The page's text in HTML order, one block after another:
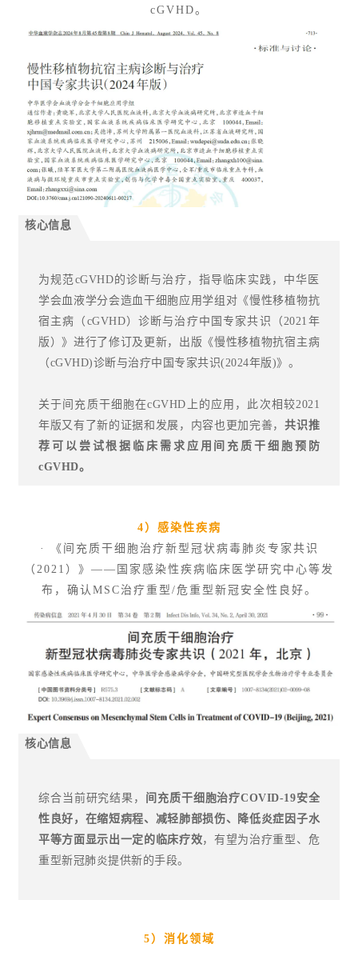
cGVHD。
核心信息
为规范cGVHD的诊断与治疗，指导临床实践，中华医
学会血液学分会造血干细胞应用学组对《慢性移植物抗
宿主病（cGVHD）诊断与治疗中国专家共识（2021年
版）》进行了修订及更新，出版《慢性移植物抗宿主病
（cGVHD)诊断与治疗中国专家共识(2024年版)》。
关于间充质干细胞在cGVHD上的应用，此次相较2021
年版又有了新的证据和发展，内容也更加完善，共识推
荐可以尝试根据临床需求应用间充质干细胞预防
cGVHD。
4）感染性疾病
· 《间充质干细胞治疗新型冠状病毒肺炎专家共识
（2021）》——国家感染性疾病临床医学研究中心等发
布，确认MSC治疗重型/危重型新冠安全性良好。
核心信息
综合当前研究结果， 间充质干细胞治疗COVID-19安全
性良好，在缩短病程、减轻肺部损伤、降低炎症因子水
平等方面显示出一定的临床疗效，有望为治疗重型、危
重型新冠肺炎提供新的手段。
5）消化领域